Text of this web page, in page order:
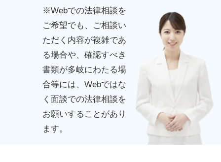
※Webでの法律相談を
ご希望でも、ご相談い
ただく内容が複雑であ
る場合や、確認すべき
書類が多岐にわたる場
合等には、Webではな
く面談での法律相談を
お願いすることがあり
ます。